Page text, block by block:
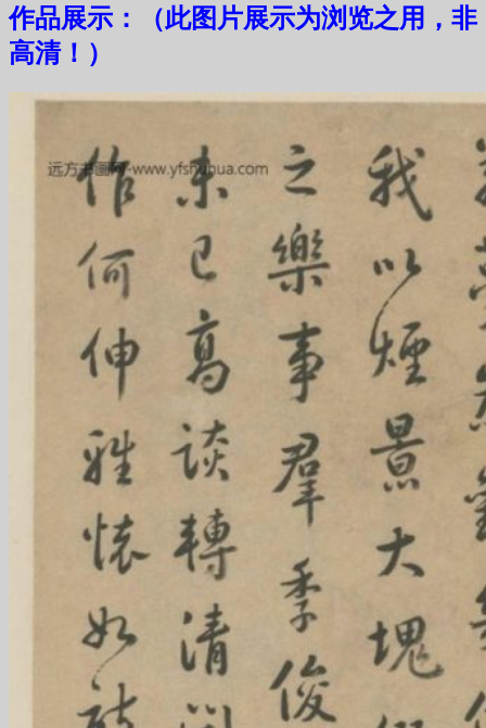
作品展示：（此图片展示为浏览之用，非
高清！）